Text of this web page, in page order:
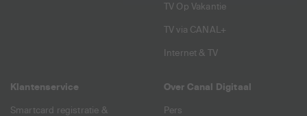
TV Op Vakantie
TV via CANAL+
Internet & TV
Klantenservice
Smartcard registratie &
Over Canal Digitaal
Pers